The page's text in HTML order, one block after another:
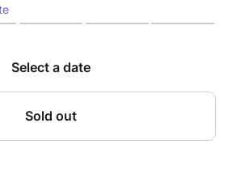
mutuelle et la sensibilité
Sur scène, Canonge,
d’une précision redoutable,
créoles, latines, et leur